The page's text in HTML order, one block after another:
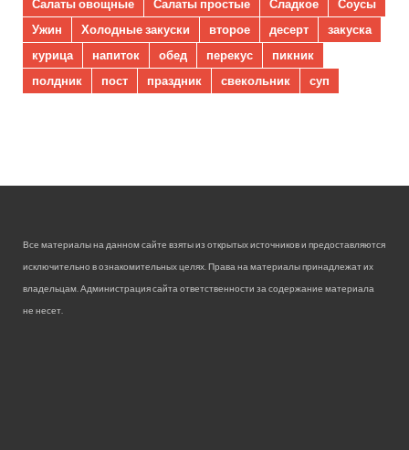
Салаты овощные
Салаты простые Сладкое
Соусы
Ужин
Холодные закуски второе десерт
закуска
курица
напиток обед перекус
пикник
полдник
пост праздник свекольник суп
Все материалы на данном сайте взяты из открытых источников и предоставляются
исключительно в ознакомительных целях. Права на материалы принадлежат их
владельцам. Администрация сайта ответственности за содержание материала
не несет.